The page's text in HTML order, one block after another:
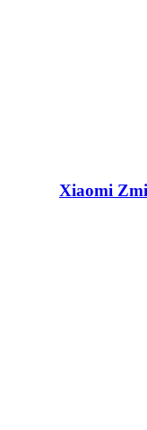
Xiaomi